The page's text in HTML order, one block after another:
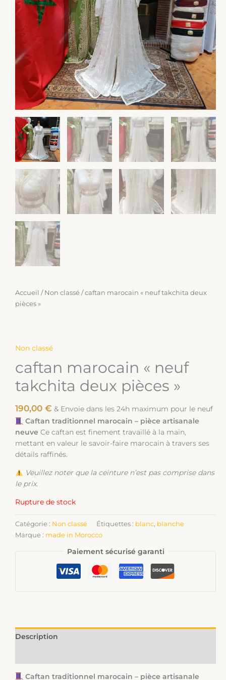
Accueil / Non classé / caftan marocain « neuf takchita deux
pièces »
Non classé
caftan marocain « neuf
takchita deux pièces »
190,00 € & Envoie dans les 24h maximum pour le neuf
Caftan traditionnel marocain – pièce artisanale
neuve Ce caftan est finement travaillé à la main,
mettant en valeur le savoir-faire marocain à travers ses
détails raffinés.
Veuillez noter que la ceinture n’est pas comprise dans
le prix.
Rupture de stock
Catégorie : Non classé Étiquettes : blanc, blanche
Marque : made in Morocco
Paiement sécurisé garanti
Description
Caftan traditionnel marocain – pièce artisanale